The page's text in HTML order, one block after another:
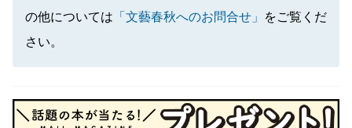
の他については 「文藝春秋へのお問合せ」
をご覧くだ
さい。